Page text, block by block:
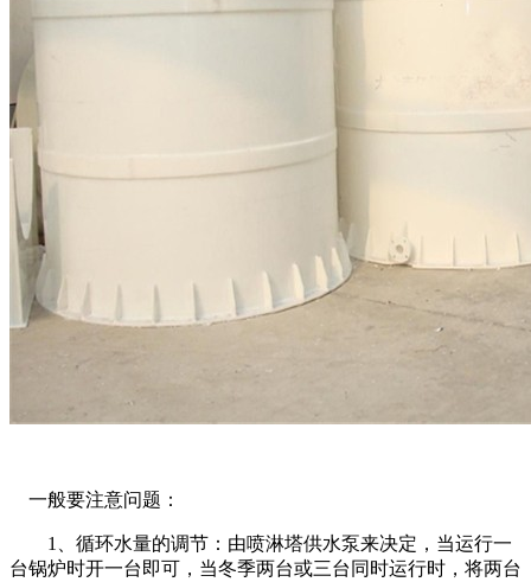
一般要注意问题：
1、循环水量的调节：由喷淋塔供水泵来决定，当运行一
台锅炉时开一台即可，当冬季两台或三台同时运行时，将两台